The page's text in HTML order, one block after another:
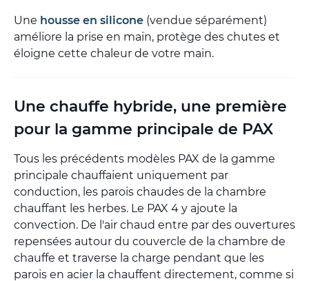
Une housse en silicone (vendue séparément)
améliore la prise en main, protège des chutes et
éloigne cette chaleur de votre main.
Une chauffe hybride, une première
pour la gamme principale de PAX
Tous les précédents modèles PAX de la gamme
principale chauffaient uniquement par
conduction, les parois chaudes de la chambre
chauffant les herbes. Le PAX 4 y ajoute la
convection. De l'air chaud entre par des ouvertures
repensées autour du couvercle de la chambre de
chauffe et traverse la charge pendant que les
parois en acier la chauffent directement, comme si